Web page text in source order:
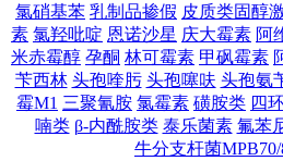
氯硝基苯 乳制品掺假 皮质类固醇
素 氯羟吡啶 恩诺沙星 庆大霉素 阿
米赤霉醇 孕酮 林可霉素 甲砜霉素
苄西林 头孢喹肟 头孢噻呋 头孢氨
霉M1 三聚氰胺 氯霉素 磺胺类 四
喃类 β-内酰胺类 泰乐菌素 氟苯
牛分支杆菌MPB70/